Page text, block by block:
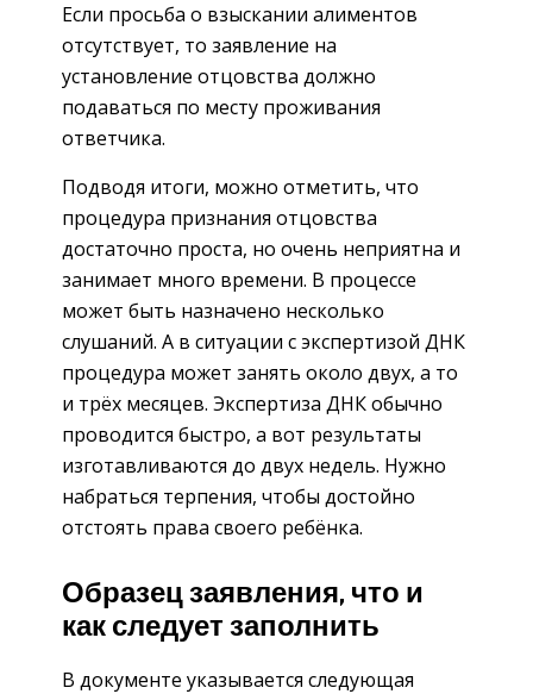
Если просьба о взыскании алиментов
отсутствует, то заявление на
установление отцовства должно
подаваться по месту проживания
ответчика.
Подводя итоги, можно отметить, что
процедура признания отцовства
достаточно проста, но очень неприятна и
занимает много времени. В процессе
может быть назначено несколько
слушаний. А в ситуации с экспертизой ДНК
процедура может занять около двух, а то
и трёх месяцев. Экспертиза ДНК обычно
проводится быстро, а вот результаты
изготавливаются до двух недель. Нужно
набраться терпения, чтобы достойно
отстоять права своего ребёнка.
Образец заявления, что и
как следует заполнить
В документе указывается следующая